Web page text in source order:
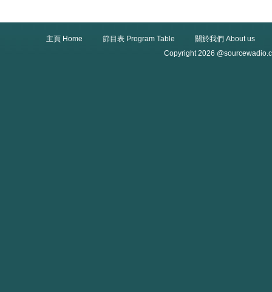
主頁 Home 節目表 Program Table
關於我們 About us
Copyright 2026